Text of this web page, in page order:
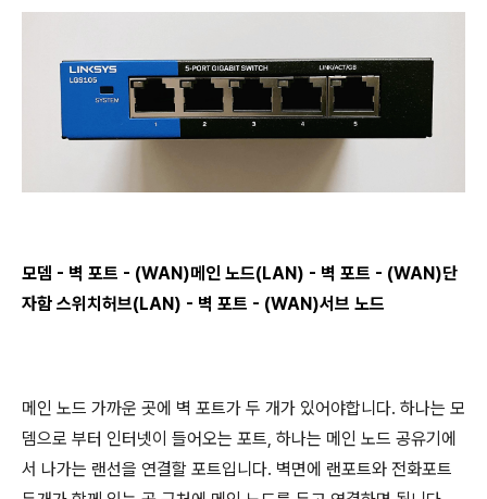
모뎀 - 벽 포트 - (WAN)메인 노드(LAN) - 벽 포트 - (WAN)단
자함 스위치허브(LAN) - 벽 포트 - (WAN)서브 노드
메인 노드 가까운 곳에 벽 포트가 두 개가 있어야합니다. 하나는 모
뎀으로 부터 인터넷이 들어오는 포트, 하나는 메인 노드 공유기에
서 나가는 랜선을 연결할 포트입니다. 벽면에 랜포트와 전화포트